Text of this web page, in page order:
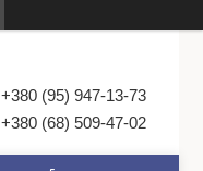
+380 (95) 947-13-73
+380 (68) 509-47-02